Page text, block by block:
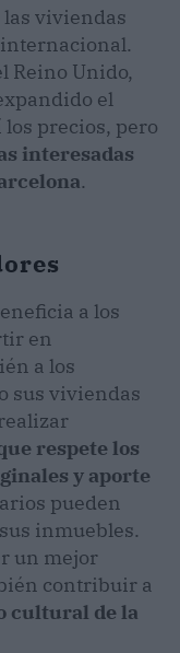
las viviendas
Reino Unido,
el
precios, pero
interesadas
.
a los
en
a los
sus viviendas
respete los
y aporte
pueden
inmuebles.
un mejor
contribuir a
cultural de la